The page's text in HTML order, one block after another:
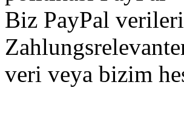
Biz PayPal
veri veya bizim